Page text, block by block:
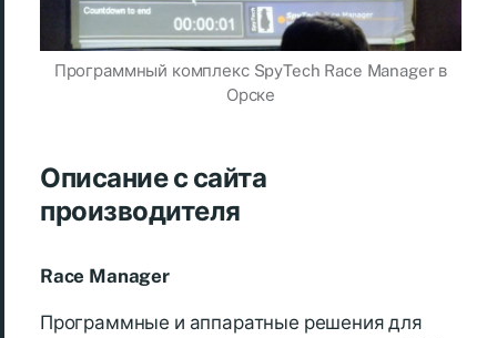
Программный комплекс SpyTech Race Manager в
Орске
Описание с сайта
производителя
Race Manager
Программные и аппаратные решения для